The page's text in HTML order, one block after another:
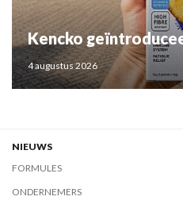
Kencko
4 augustus 2026
NIEUWS
FORMULES
ONDERNEMERS